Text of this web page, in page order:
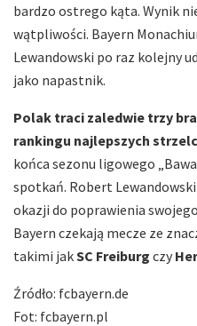
bardzo ostrego kąta. Wynik
wątpliwości. Bayern
Lewandowski po raz kolejny
jako napastnik.
Polak traci zaledwie trzy
rankingu najlepszych
końca sezonu ligowego
spotkań. Robert
okazji do poprawienia
Bayern czekają mecze ze
takimi jakSC Freiburg czy
Źródło: fcbayern.de
Fot: fcbayern.pl